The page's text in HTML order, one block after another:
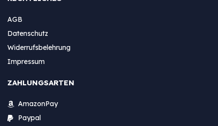
AGB
Datenschutz
Widerrufsbelehrung
Impressum
ZAHLUNGSARTEN
AmazonPay
Paypal